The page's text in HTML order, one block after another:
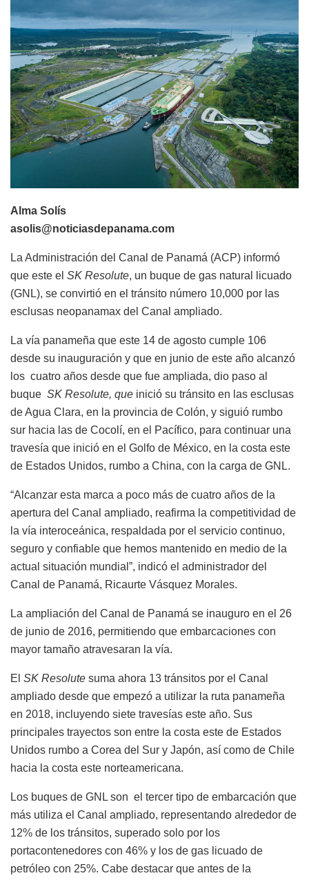
Alma Solís
asolis@noticiasdepanama.com
La Administración del Canal de Panamá (ACP) informó
que este el SK Resolute, un buque de gas natural licuado
(GNL), se convirtió en el tránsito número 10,000 por las
esclusas neopanamax del Canal ampliado.
La vía panameña que este 14 de agosto cumple 106
desde su inauguración y que en junio de este año alcanzó
los cuatro años desde que fue ampliada, dio paso a
buque SK Resolute, que inició su tránsito en las esclusas
de Agua Clara, en la provincia de Colón, y siguió rumbo
sur hacia las de Cocolí, en el Pacífico, para continuar una
travesía que inició en el Golfo de México, en la costa este
de Estados Unidos, rumbo a China, con la carga de GNL.
“Alcanzar esta marca a poco más de cuatro años de la
apertura del Canal ampliado, reafirma la competitividad de
la vía interoceánica, respaldada por el servicio continuo,
seguro y confiable que hemos mantenido en medio de la
actual situación mundial”, indicó el administrador del
Canal de Panamá, Ricaurte Vásquez Morales.
La ampliación del Canal de Panamá se inauguro en el 26
de junio de 2016, permitiendo que embarcaciones con
mayor tamaño atravesaran la vía.
El SK Resolute suma ahora 13 tránsitos por el Canal
ampliado desde que empezó a utilizar la ruta panameña
en 2018, incluyendo siete travesías este año. Sus
principales trayectos son entre la costa este de Estados
Unidos rumbo a Corea del Sur y Japón, así como de Chile
hacia la costa este norteamericana.
Los buques de GNL son el tercer tipo de embarcación que
más utiliza el Canal ampliado, representando alrededor de
12% de los tránsitos, superado solo por los
portacontenedores con 46% y los de gas licuado de
petróleo con 25%. Cabe destacar que antes de la